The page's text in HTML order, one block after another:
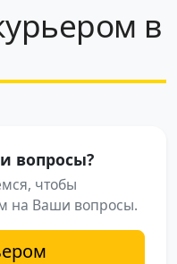
в
вопросы?
чтобы
на Ваши вопросы.